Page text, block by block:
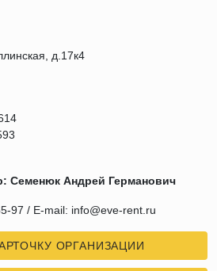
д.17к4
Семенюк Андрей Германович
97 / E-mail: info@eve-rent.ru
ОРГАНИЗАЦИИ